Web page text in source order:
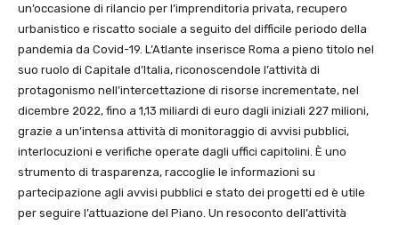
un’occasione di rilancio per l’imprenditoria privata, recupero
urbanistico e riscatto sociale a seguito del difficile periodo della
pandemia da Covid-19. L’Atlante inserisce Roma a pieno titolo nel
suo ruolo di Capitale d’Italia, riconoscendole l’attività di
protagonismo nell’intercettazione di risorse incrementate, nel
dicembre 2022, fino a 1,13 miliardi di euro dagli iniziali 227 milioni,
grazie a un’intensa attività di monitoraggio di avvisi pubblici,
interlocuzioni e verifiche operate dagli uffici capitolini. È uno
strumento di trasparenza, raccoglie le informazioni su
partecipazione agli avvisi pubblici e stato dei progetti ed è utile
per seguire l’attuazione del Piano. Un resoconto dell’attività